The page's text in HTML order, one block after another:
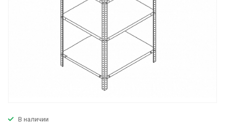
В наличии